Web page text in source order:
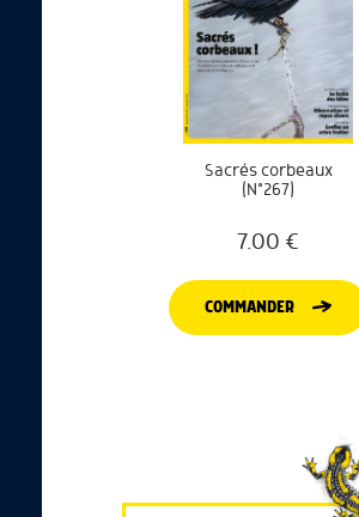
Sacrés corbeaux
(N°267)
7.00 €
COMMANDER